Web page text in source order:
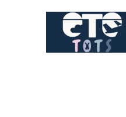
CĂRUCIOARE & SCAUNE AUTO